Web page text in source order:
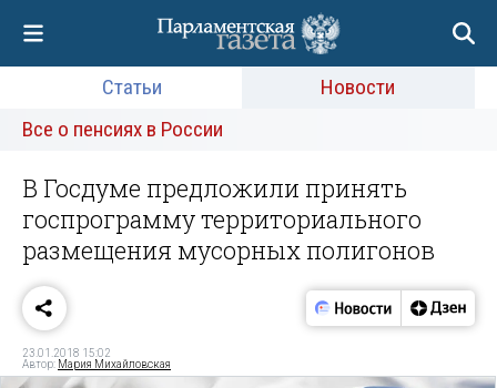
Статьи
Новости
Все о пенсиях в России
В Госдуме предложили принять
госпрограмму территориального
размещения мусорных полигонов
23.01.2018 15:02
Автор: Мария Михайловская